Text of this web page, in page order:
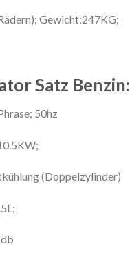
Gewicht:247KG;
Satz Benzin:
50hz
(Doppelzylinder)